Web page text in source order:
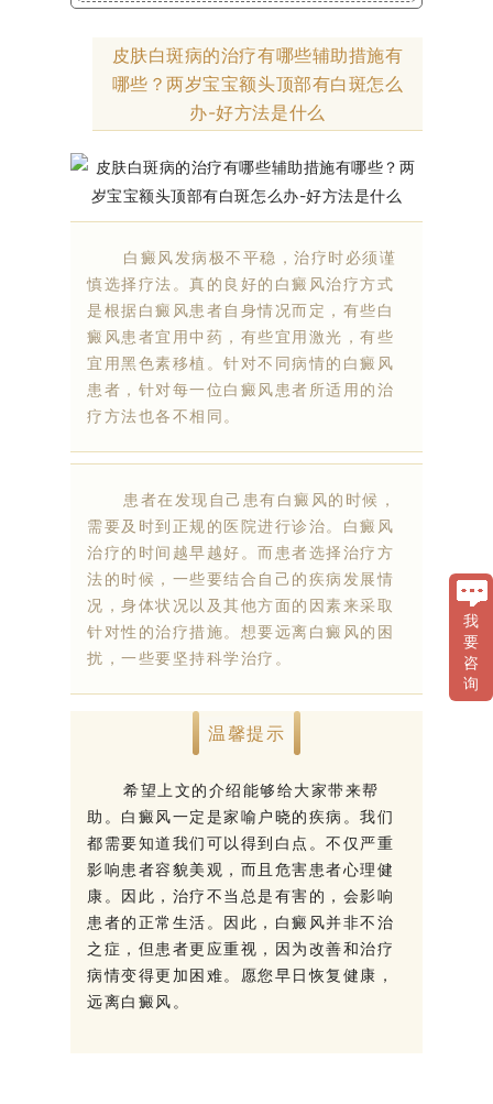
皮肤白斑病的治疗有哪些辅助措施有
哪些？两岁宝宝额头顶部有白斑怎么
办-好方法是什么
白癜风发病极不平稳，治疗时必须谨
慎选择疗法。真的良好的白癜风治疗方式
是根据白癜风患者自身情况而定，有些白
癜风患者宜用中药，有些宜用激光，有些
宜用黑色素移植。针对不同病情的白癜风
患者，针对每一位白癜风患者所适用的治
疗方法也各不相同。
患者在发现自己患有白癜风的时候，
需要及时到正规的医院进行诊治。白癜风
治疗的时间越早越好。而患者选择治疗方
法的时候，一些要结合自己的疾病发展情
况，身体状况以及其他方面的因素来采取
针对性的治疗措施。想要远离白癜风的困
扰，一些要坚持科学治疗。
温馨提示
希望上文的介绍能够给大家带来帮
助。白癜风一定是家喻户晓的疾病。我们
都需要知道我们可以得到白点。不仅严重
影响患者容貌美观，而且危害患者心理健
康。因此，治疗不当总是有害的，会影响
患者的正常生活。因此，白癜风并非不治
之症，但患者更应重视，因为改善和治疗
病情变得更加困难。愿您早日恢复健康，
远离白癜风。
我
要
咨
询